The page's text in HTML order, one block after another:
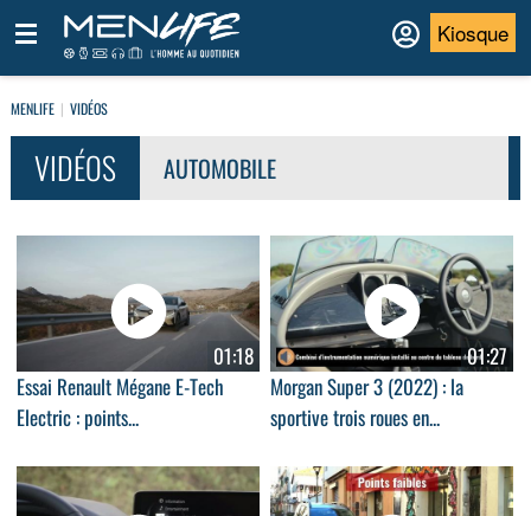
Kiosque
MENLIFE VIDÉOS
VIDÉOS AUTOMOBILE
01:18
Essai Renault Mégane E-Tech
Electric : points...
01:27
Morgan Super 3 (2022) : la
sportive trois roues en...